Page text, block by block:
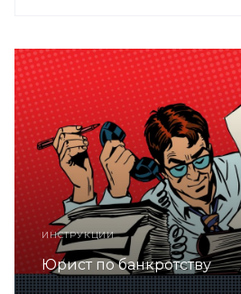
ИНСТРУКЦИИ
Юрист по банкротству